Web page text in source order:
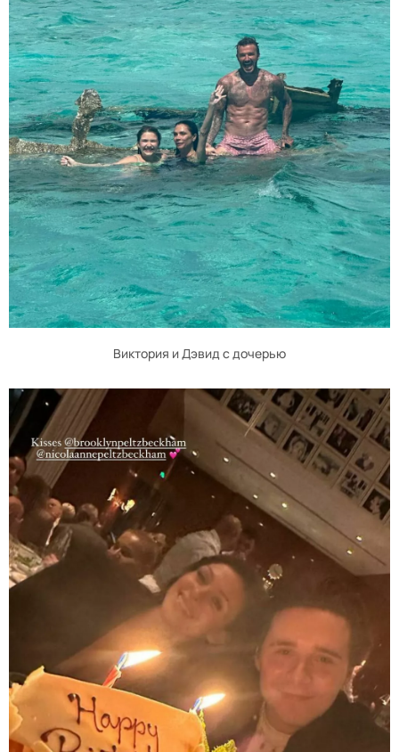
Виктория и Дэвид с дочерью